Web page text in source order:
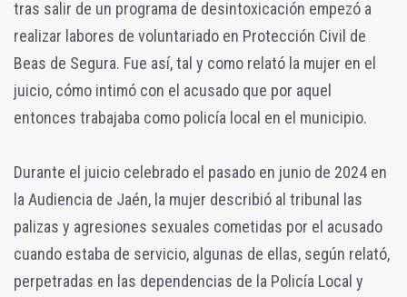
tras salir de un programa de desintoxicación empezó a
realizar labores de voluntariado en Protección Civil de
Beas de Segura. Fue así, tal y como relató la mujer en el
juicio, cómo intimó con el acusado que por aquel
entonces trabajaba como policía local en el municipio.
Durante el juicio celebrado el pasado en junio de 2024 en
la Audiencia de Jaén, la mujer describió al tribunal las
palizas y agresiones sexuales cometidas por el acusado
cuando estaba de servicio, algunas de ellas, según relató,
perpetradas en las dependencias de la Policía Local y